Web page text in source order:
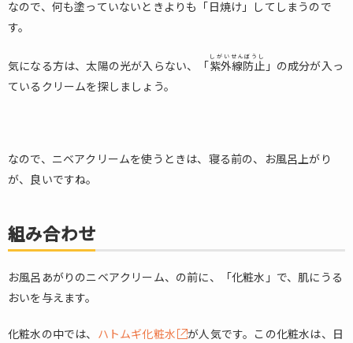
なので、何も塗っていないときよりも「日焼け」してしまうので
す。
気になる方は、太陽の光が入らない、「 紫外線防止
しがいせんぼうし
」の成分が入っ
ているクリームを探しましょう。
なので、ニベアクリームを使うときは、寝る前の、お風呂上がり
が、良いですね。
組み合わせ
お風呂あがりのニベアクリーム、の前に、「化粧水」で、肌にうる
おいを与えます。
化粧水の中では、 ハトムギ化粧水
が人気です。この化粧水は、日